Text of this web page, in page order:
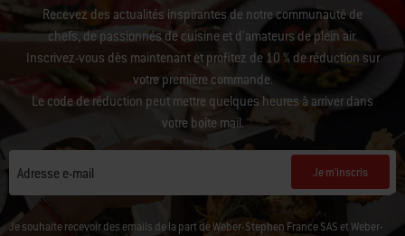
Recevez des actualités inspirantes de notre communauté de
chefs, de passionnés de cuisine et d’amateurs de plein air.
Inscrivez-vous dès maintenant et profitez de 10 % de réduction sur
votre première commande.
Le code de réduction peut mettre quelques heures à arriver dans
votre boîte mail.
Adresse e-mail Je m'inscris
Je souhaite recevoir des emails de la part de Weber-Stephen France SAS et Weber-